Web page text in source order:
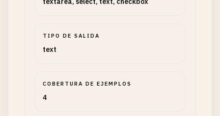
TIPO DE SALIDA
text
COBERTURA DE EJEMPLOS
4